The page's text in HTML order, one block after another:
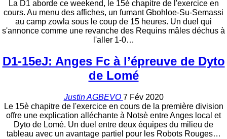
La D1 aborde ce weekend, le 15è chapitre de l'exercice en
cours. Au menu des affiches, un fumant Gbohloe-Su-Semassi
au camp zowla sous le coup de 15 heures. Un duel qui
s'annonce comme une revanche des Requins mâles déchus à
l'aller 1-0…
D1-15eJ: Anges Fc à l’épreuve de Dyto
de Lomé
Justin AGBEVO 7 Fév 2020
Le 15è chapitre de l'exercice en cours de la première division
offre une explication alléchante à Notsè entre Anges local et
Dyto de Lomé. Un duel entre deux équipes du milieu de
tableau avec un avantage partiel pour les Robots Rouges…